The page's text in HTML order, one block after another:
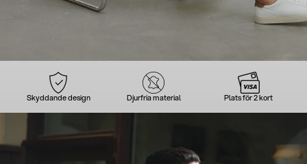
Skyddande design Djurfria material Plats för 2 kort